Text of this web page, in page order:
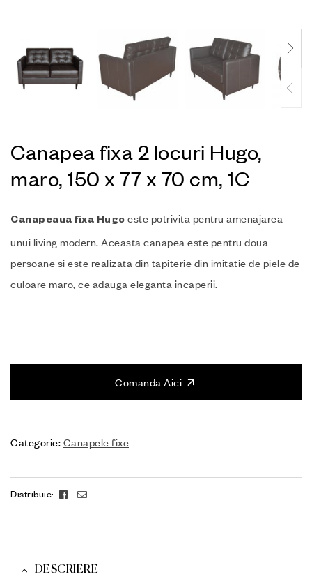
Canapea fixa 2 locuri Hugo,
maro, 150 x 77 x 70 cm, 1C
Canapeaua fixa Hugo este potrivita pentru amenajarea
unui living modern. Aceasta canapea este pentru doua
persoane si este realizata din tapiterie din imitatie de piele de
culoare maro, ce adauga eleganta incaperii.
Comanda Aici
Categorie: Canapele fixe
Distribuie: Facebook
Email
DESCRIERE